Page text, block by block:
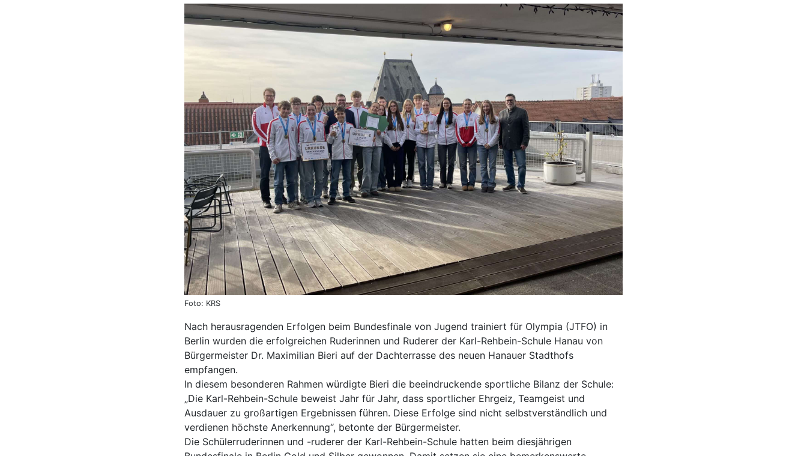
Foto: KRS
Nach herausragenden Erfolgen beim Bundesfinale von Jugend trainiert für Olympia (JTFO) in
Berlin wurden die erfolgreichen Ruderinnen und Ruderer der Karl-Rehbein-Schule Hanau von
Bürgermeister Dr. Maximilian Bieri auf der Dachterrasse des neuen Hanauer Stadthofs
empfangen.
In diesem besonderen Rahmen würdigte Bieri die beeindruckende sportliche Bilanz der Schule:
„Die Karl-Rehbein-Schule beweist Jahr für Jahr, dass sportlicher Ehrgeiz, Teamgeist und
Ausdauer zu großartigen Ergebnissen führen. Diese Erfolge sind nicht selbstverständlich und
verdienen höchste Anerkennung“, betonte der Bürgermeister.
Die Schülerruderinnen und -ruderer der Karl-Rehbein-Schule hatten beim diesjährigen